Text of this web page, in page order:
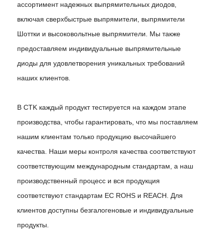
ассортимент надежных выпрямительных диодов,
включая сверхбыстрые выпрямители, выпрямители
Шоттки и высоковольтные выпрямители. Мы также
предоставляем индивидуальные выпрямительные
диоды для удовлетворения уникальных требований
наших клиентов.
В CTK каждый продукт тестируется на каждом этапе
производства, чтобы гарантировать, что мы поставляем
нашим клиентам только продукцию высочайшего
качества. Наши меры контроля качества соответствуют
соответствующим международным стандартам, а наш
производственный процесс и вся продукция
соответствуют стандартам ЕС ROHS и REACH. Для
клиентов доступны безгалогеновые и индивидуальные
продукты.